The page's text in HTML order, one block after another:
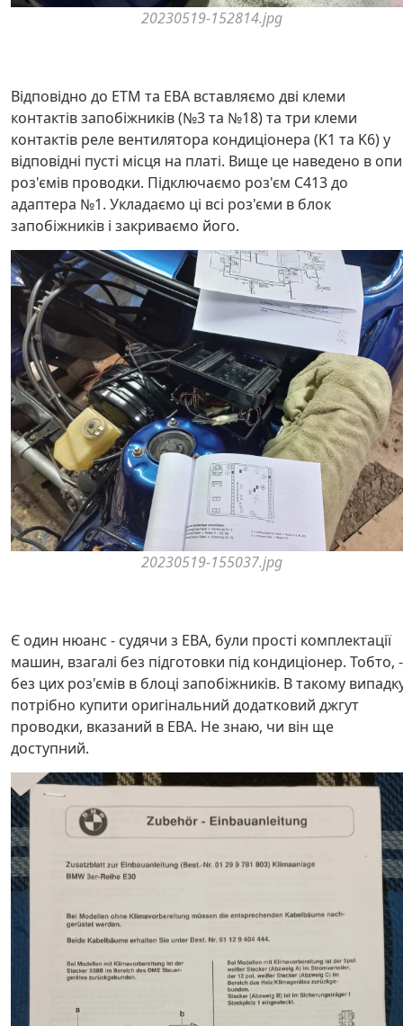
20230519-152814.jpg
Відповідно до ETM та EBA вставляємо дві клеми
контактів запобіжників (№3 та №18) та три клеми
контактів реле вентилятора кондиціонера (K1 та K6) у
відповідні пусті місця на платі. Вище це наведено в
роз'ємів проводки. Підключаємо роз'єм C413 до
адаптера №1. Укладаємо ці всі роз'єми в блок
запобіжників і закриваємо його.
20230519-155037.jpg
Є один нюанс - судячи з EBA, були прості комплектації
машин, взагалі без підготовки під кондиціонер. Тобто, -
без цих роз'ємів в блоці запобіжників. В такому
потрібно купити оригінальний додатковий джгут
проводки, вказаний в EBA. Не знаю, чи він ще
доступний.